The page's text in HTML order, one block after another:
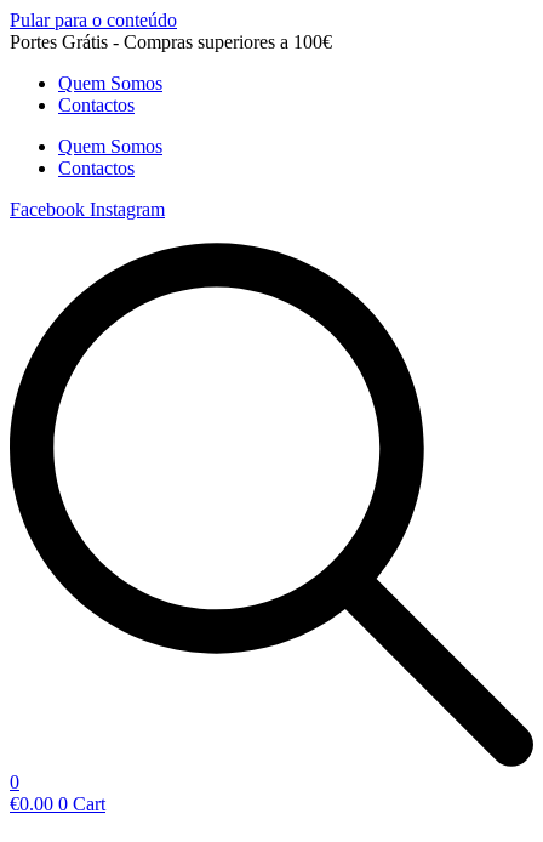
Pular para o conteúdo
Portes Grátis - Compras superiores a 100€
Quem Somos
Contactos
Quem Somos
Contactos
Facebook Instagram
0
€0.00 0 Cart